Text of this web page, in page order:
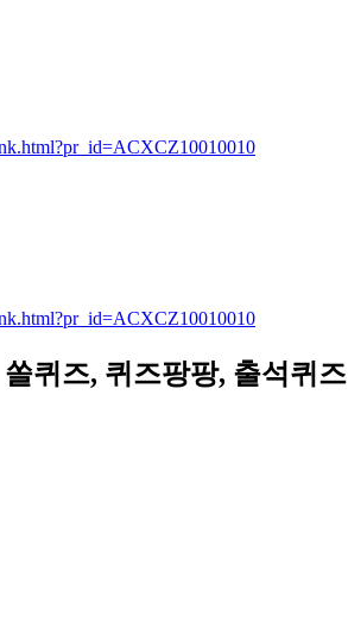
퀴즈, 퀴즈팡팡, 출석퀴즈